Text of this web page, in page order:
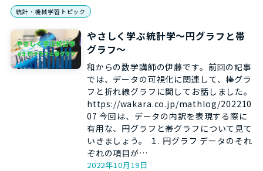
統計・機械学習トピック
やさしく学ぶ統計学～円グラフと帯
グラフ～
和からの数学講師の伊藤です。前回の記事
では、データの可視化に関連して、棒グラ
フと折れ線グラフに関してお話しました。
https://wakara.co.jp/mathlog/202210
07 今回は、データの内訳を表現する際に
有用な、円グラフと帯グラフについて見て
いきましょう。 １. 円グラフ データのそれ
ぞれの項目が…
2022年10月19日